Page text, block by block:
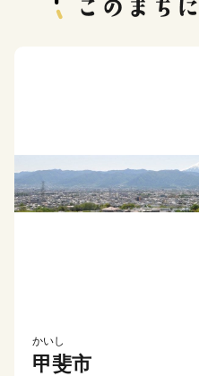
かいし
甲斐市